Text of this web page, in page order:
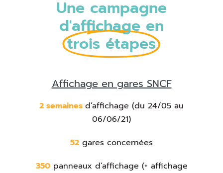
Une campagne
d'affichage en
trois étapes
Affichage en gares SNCF
2 semaines d’affichage (du 24/05 au
06/06/21)
52 gares concernées
350panneaux d’affichage (+ affichage